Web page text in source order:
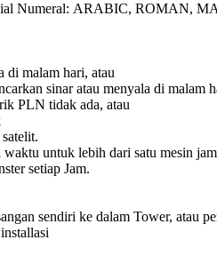
Numeral: ARABIC, ROMAN,
di malam hari, atau
sinar atau menyala di malam
PLN tidak ada, atau
untuk lebih dari satu mesin
setiap Jam.
sendiri ke dalam Tower, atau